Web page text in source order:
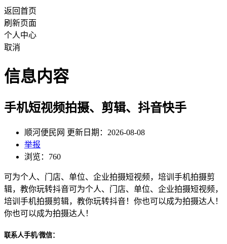
返回首页
刷新页面
个人中心
取消
信息内容
手机短视频拍摄、剪辑、抖音快手
顺河便民网 更新日期：2026-08-08
举报
浏览：760
可为个人、门店、单位、企业拍摄短视频，培训手机拍摄剪
辑，教你玩转抖音可为个人、门店、单位、企业拍摄短视频，
培训手机拍摄剪辑，教你玩转抖音！你也可以成为拍摄达人！
你也可以成为拍摄达人！
联系人手机/微信：